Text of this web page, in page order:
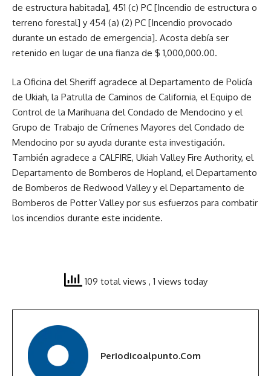
de estructura habitada], 451 (c) PC [Incendio de estructura o
terreno forestal] y 454 (a) (2) PC [Incendio provocado
durante un estado de emergencia]. Acosta debía ser
retenido en lugar de una fianza de $ 1,000,000.00.
La Oficina del Sheriff agradece al Departamento de Policía
de Ukiah, la Patrulla de Caminos de California, el Equipo de
Control de la Marihuana del Condado de Mendocino y el
Grupo de Trabajo de Crímenes Mayores del Condado de
Mendocino por su ayuda durante esta investigación.
También agradece a CALFIRE, Ukiah Valley Fire Authority, el
Departamento de Bomberos de Hopland, el Departamento
de Bomberos de Redwood Valley y el Departamento de
Bomberos de Potter Valley por sus esfuerzos para combatir
los incendios durante este incidente.
109 total views , 1 views today
Periodicoalpunto.com